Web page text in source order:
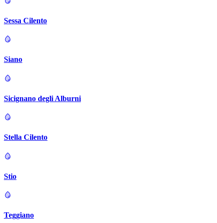
Sessa Cilento
Siano
Sicignano degli Alburni
Stella Cilento
Stio
Teggiano